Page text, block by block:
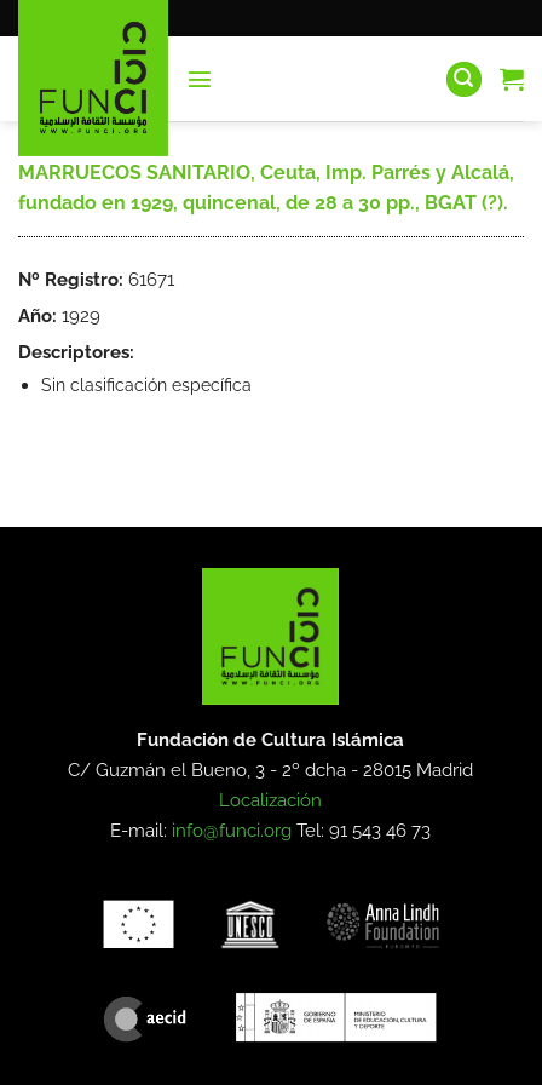
al
MARRUECOS SANITARIO, Ceuta, Imp. Parrés y Alcalá,
fundado en 1929, quincenal, de 28 a 30 pp., BGAT (?).
Nº Registro: 61671
Año: 1929
Descriptores:
Sin clasificación específica
Fundación de Cultura Islámica
C/ Guzmán el Bueno, 3 - 2º dcha -28015 Madrid
Localización
E-mail: info@funci.org Tel: 91 543 46 73